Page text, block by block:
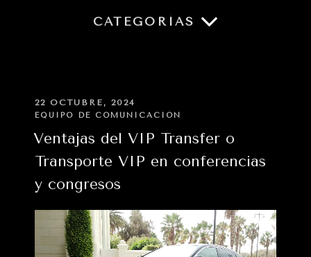
CATEGORÍAS
PUBLICADO
EN
22 OCTUBRE, 2024
EQUIPO DE COMUNICACIÓN
Ventajas del VIP Transfer o
Transporte VIP en conferencias
y congresos
de
entradas